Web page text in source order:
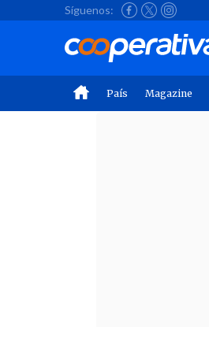
Síguenos:
País Magazine